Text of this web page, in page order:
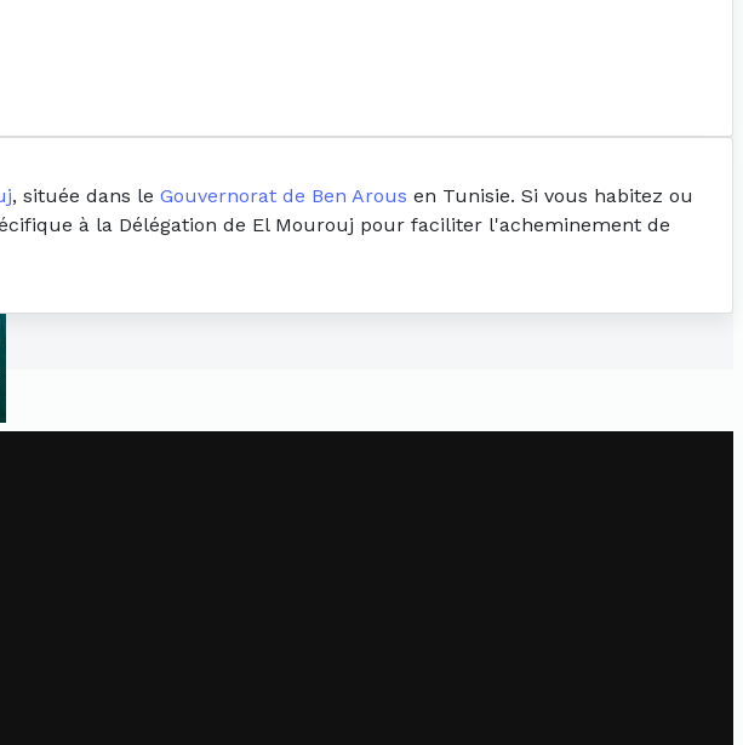
, située dans le Gouvernorat de Ben Arous en Tunisie. Si vous habitez ou
à la Délégation de El Mourouj pour faciliter l'acheminement de